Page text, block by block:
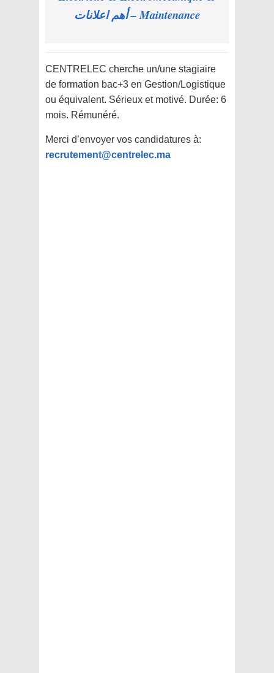
Maintenance – أهم اعلانات
CENTRELEC cherche un/une stagiaire
de formation bac+3 en Gestion/Logistique
ou équivalent. Sérieux et motivé. Durée: 6
mois. Rémunéré.
Merci d’envoyer vos candidatures à:
recrutement@centrelec.ma